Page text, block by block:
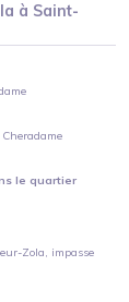
à Saint-
le quartier
Zola, impasse